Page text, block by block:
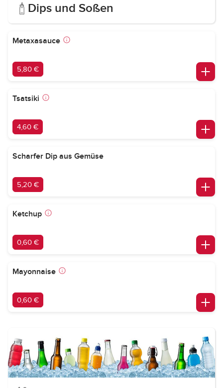
Dips und Soßen
Metaxasauce
5,80 €
Tsatsiki
4,60 €
Scharfer Dip aus Gemüse
5,20 €
Ketchup
0,60 €
Mayonnaise
0,60 €